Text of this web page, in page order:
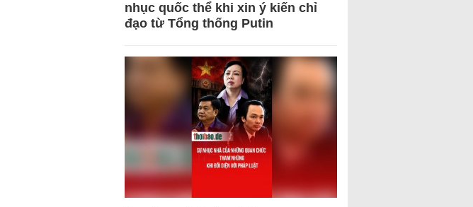
nhục quốc thể khi xin ý kiến chỉ
đạo từ Tổng thống Putin